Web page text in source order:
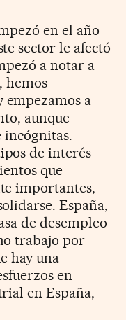
en el año
sector le afectó
a notar a
hemos
empezamos a
aunque
incógnitas.
de interés
que
importantes,
España,
de desempleo
trabajo por
hay una
en
en España,